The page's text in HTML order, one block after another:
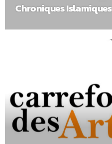
Chroniques Islamiques